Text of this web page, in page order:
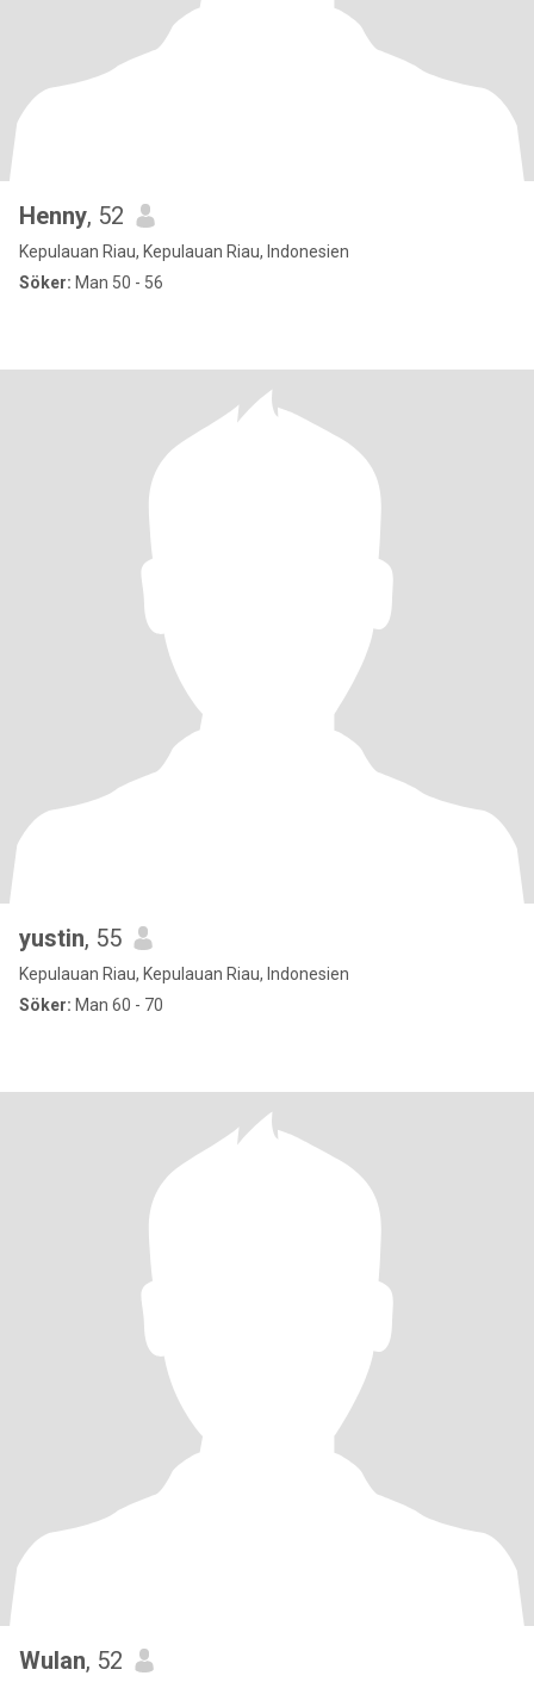
Henny, 52
Kepulauan Riau, Kepulauan Riau, Indonesien
Söker: Man 50 - 56
yustin, 55
Kepulauan Riau, Kepulauan Riau, Indonesien
Söker: Man 60 - 70
Wulan, 52